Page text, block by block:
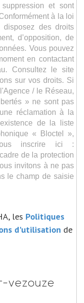
et sont
à la loi
des droits
d’opposition, de
Vous pouvez
en contactant
Consultez le site
sur vos droits. Si
/ le Réseau,
» ne sont pas
réclamation à la
de la liste
« Bloctel »,
inscrire ici :
de la protection
invitons à ne pas
le champ de saisie
les Politiques
d'utilisation de
vezouze